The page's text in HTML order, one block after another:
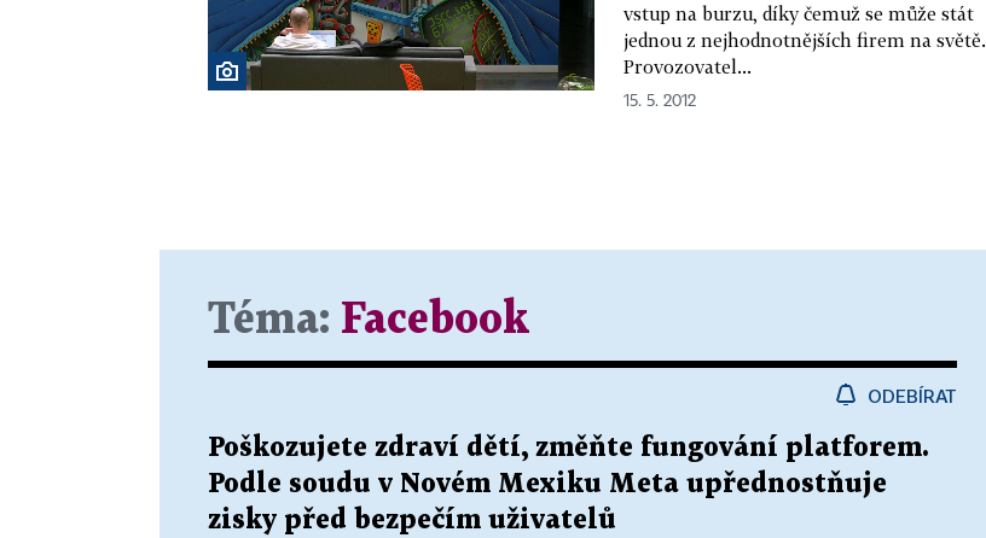
vstup na burzu, díky čemuž se může stát
jednou z nejhodnotnějších firem na světě.
Provozovatel...
15. 5. 2012
Téma: Facebook
ODEBÍRAT
Poškozujete zdraví dětí, změňte fungování platforem.
Podle soudu v Novém Mexiku Meta upřednostňuje
zisky před bezpečím uživatelů